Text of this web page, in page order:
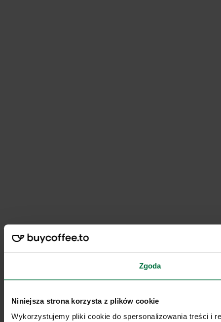
Zgoda
Niniejsza strona korzysta z plików cookie
Wykorzystujemy pliki cookie do spersonalizowania treści i